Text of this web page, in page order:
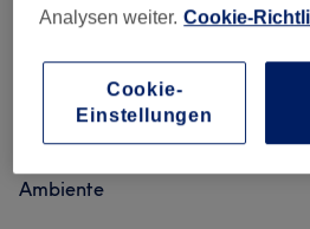
4,7
Ambiente
Analysen weiter. Cookie-
Cookie-
Einstellungen